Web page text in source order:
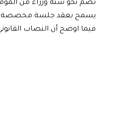
تضم نحو ستة وزراء من
يسمح بعقد جلسة مخصصة
فيما اوضح أن النصاب